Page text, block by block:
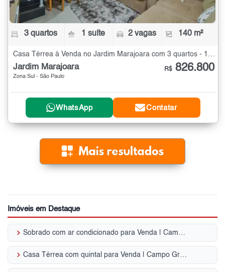
3 quartos 1 suíte 2 vagas 140 m²
Casa Térrea à Venda no Jardim Marajoara com 3 quartos - 140 m²
Jardim Marajoara
Zona Sul - São Paulo
R$ 826.800
WhatsApp Contatar
Imóveis em Destaque
keyboard_arrow_right Sobrado com ar condicionado para Venda | Campo Grande
keyboard_arrow_right Casa Térrea com quintal para Venda | Campo Grande